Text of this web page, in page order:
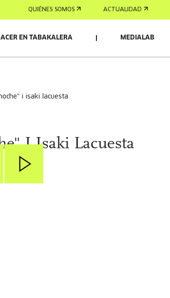
QUIÉNES SOMOS ACTUALIDAD
EN TABAKALERA MEDIALAB
i isaki lacuesta
I Isaki Lacuesta